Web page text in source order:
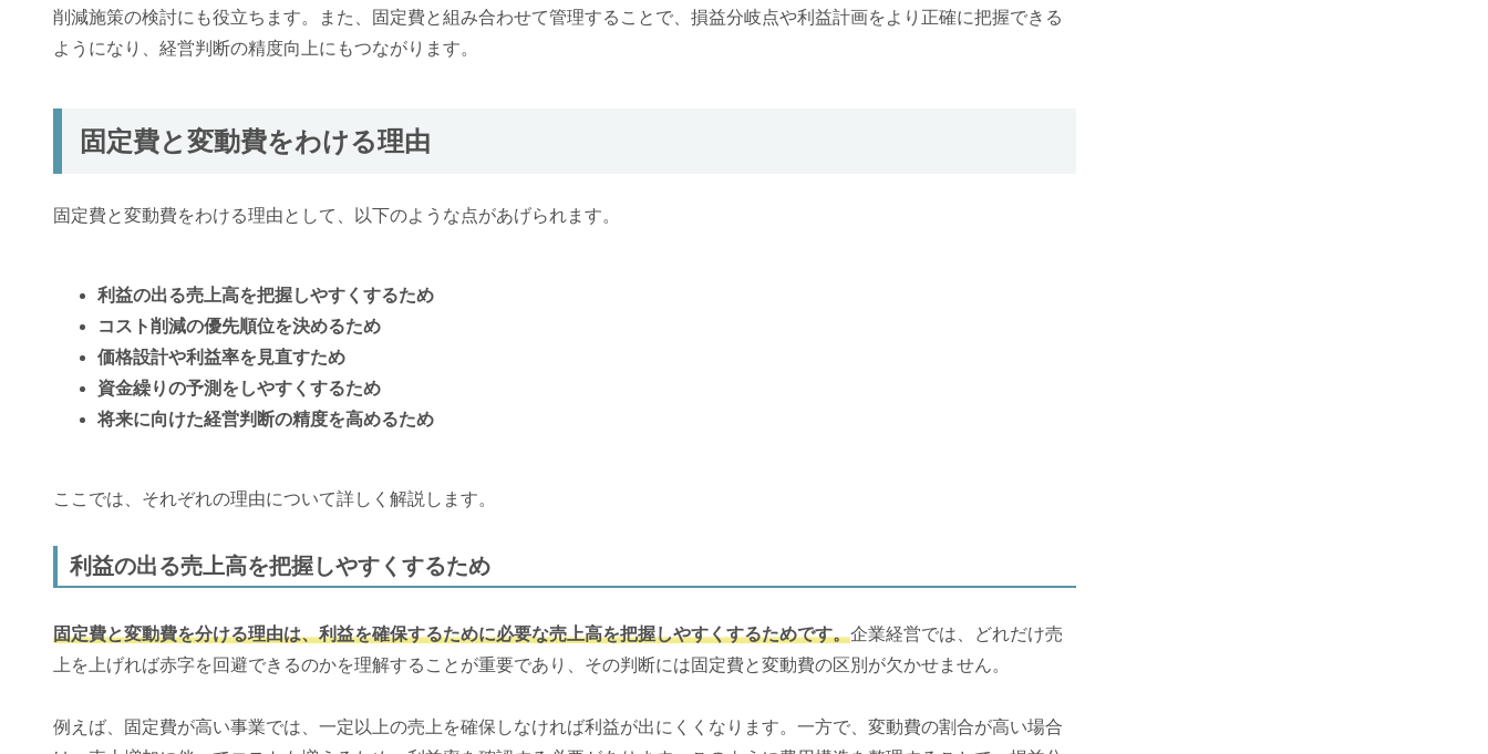
削減施策の検討にも役立ちます。また、固定費と組み合わせて管理することで、損益分岐点や利益計画をより正確に把握できる
ようになり、経営判断の精度向上にもつながります。
固定費と変動費をわける理由
固定費と変動費をわける理由として、以下のような点があげられます。
利益の出る売上高を把握しやすくするため
コスト削減の優先順位を決めるため
価格設計や利益率を見直すため
資金繰りの予測をしやすくするため
将来に向けた経営判断の精度を高めるため
ここでは、それぞれの理由について詳しく解説します。
利益の出る売上高を把握しやすくするため
固定費と変動費を分ける理由は、利益を確保するために必要な売上高を把握しやすくするためです。企業経営では、どれだけ売
上を上げれば赤字を回避できるのかを理解することが重要であり、その判断には固定費と変動費の区別が欠かせません。
例えば、固定費が高い事業では、一定以上の売上を確保しなければ利益が出にくくなります。一方で、変動費の割合が高い場合